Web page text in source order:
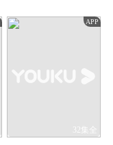
APP
32集全